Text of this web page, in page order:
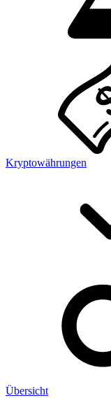
Kryptowährungen
Übersicht